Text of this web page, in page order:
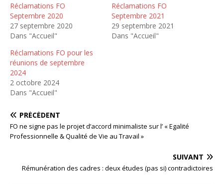
Réclamations FO
Septembre 2020
27 septembre 2020
Dans "Accueil"
Réclamations FO
Septembre 2021
29 septembre 2021
Dans "Accueil"
Réclamations FO pour les
réunions de septembre
2024
2 octobre 2024
Dans "Accueil"
PRÉCÉDENT
FO ne signe pas le projet d’accord minimaliste sur l’ « Egalité
Professionnelle & Qualité de Vie au Travail »
SUIVANT
Rémunération des cadres : deux études (pas si) contradictoires